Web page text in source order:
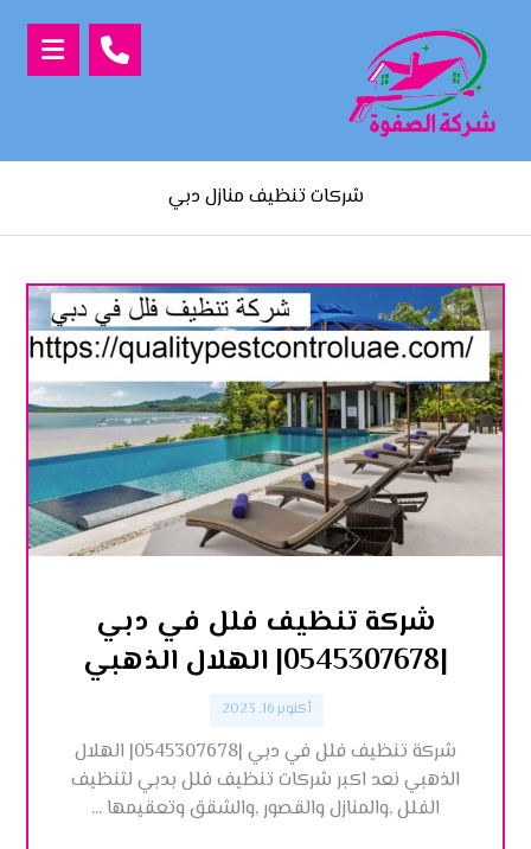
شركات تنظيف منازل دبي
شركة تنظيف فلل في دبي
|0545307678| الهلال الذهبي
أكتوبر 16, 2023
شركة تنظيف فلل في دبي |0545307678| الهلال
الذهبي نعد اكبر شركات تنظيف فلل بدبي لتنظيف
الفلل ,والمنازل والقصور ,والشقق وتعقيمها ...